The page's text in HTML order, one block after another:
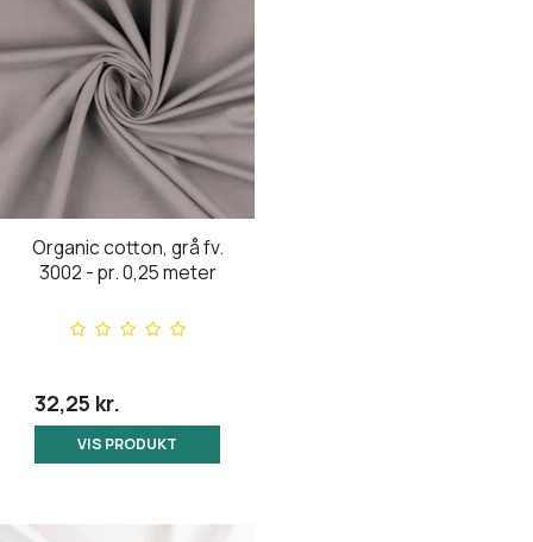
Organic cotton, grå fv.
3002 - pr. 0,25 meter
32,25 kr.
VIS PRODUKT